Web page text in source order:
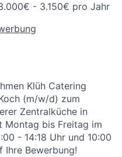
- 3.150€ pro Jahr
Klüh Catering
(m/w/d) zum
Zentralküche in
Montag bis Freitag im
- 14:18 Uhr und 10:00
Ihre Bewerbung!